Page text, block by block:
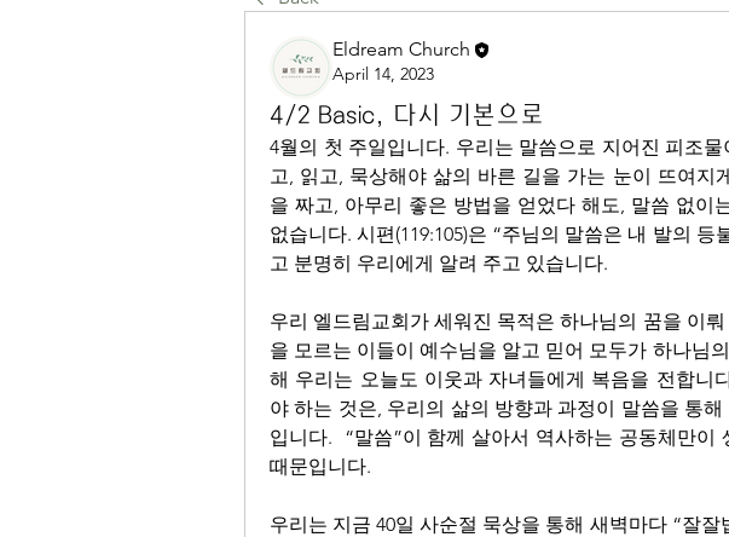
Eldream Church
April 14, 2023
4/2 Basic, 다시 기본으로
4월의 첫 주일입니다. 우리는 말씀으로 지어진 피조
고, 읽고, 묵상해야 삶의 바른 길을 가는 눈이 뜨여지
을 짜고, 아무리 좋은 방법을 얻었다 해도, 말씀 없이
없습니다. 시편(119:105)은 “주님의 말씀은 내 발의 등
고 분명히 우리에게 알려 주고 있습니다.
우리 엘드림교회가 세워진 목적은 하나님의 꿈을 이
을 모르는 이들이 예수님을 알고 믿어 모두가 하나님
해 우리는 오늘도 이웃과 자녀들에게 복음을 전합니
야 하는 것은, 우리의 삶의 방향과 과정이 말씀을 통
입니다.  “말씀”이 함께 살아서 역사하는 공동체만이
때문입니다.
우리는 지금 40일 사순절 묵상을 통해 새벽마다 “잘